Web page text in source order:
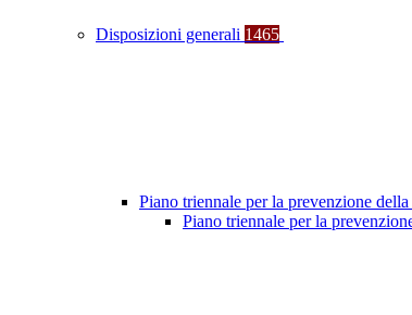
Disposizioni generali 1465
Piano triennale per la prevenzione
Piano triennale per la